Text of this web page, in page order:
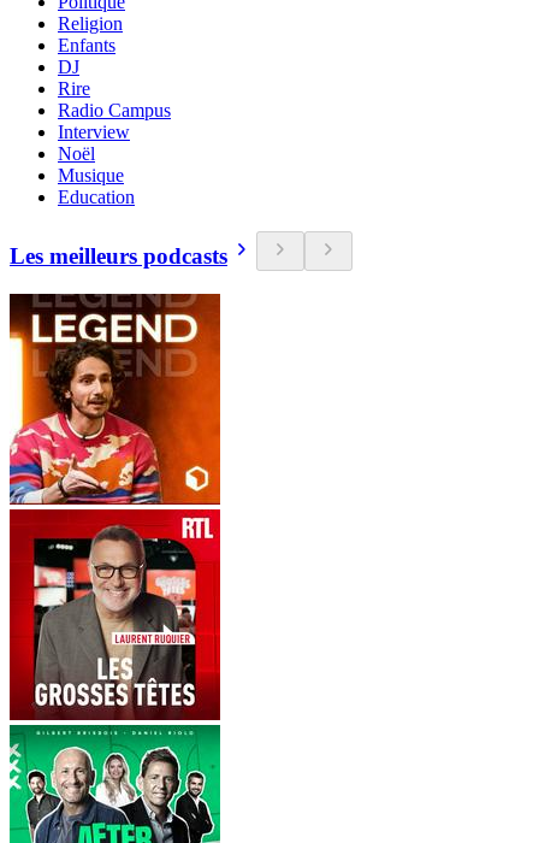
Religion
Enfants
DJ
Rire
Radio Campus
Interview
Noël
Musique
Education
Les meilleurs podcasts